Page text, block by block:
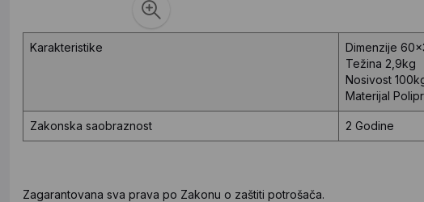
Karakteristike Dimenzije
Težina 2,9kg
Nosivost
Materijal
Zakonska saobraznost 2 Godine
Zagarantovana sva prava po Zakonu o zaštiti potrošača.